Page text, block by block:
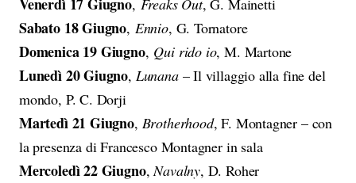
, Freaks Out, G. Mainetti
Sabato 18 Giugno, Ennio, G. Tornatore
Domenica 19 Giugno, Qui rido io, M. Martone
Lunedì 20 Giugno, Lunana– Il villaggio alla fine del
mondo, P. C. Dorji
Martedì 21 Giugno, Brotherhood, F. Montagner – con
la presenza di Francesco Montagner in sala
Mercoledì 22 Giugno,Navalny, D. Roher